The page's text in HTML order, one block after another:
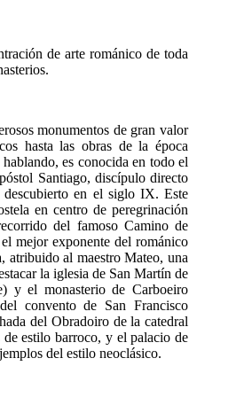
de arte románico de toda
monumentos de gran valor
hasta las obras de la época
es conocida en todo el
Santiago, discípulo directo
descubierto en el siglo IX. Este
en centro de peregrinación
del famoso Camino de
mejor exponente del románico
atribuido al maestro Mateo, una
la iglesia de San Martín de
y el monasterio de Carboeiro
convento de San Francisco
del Obradoiro de la catedral
estilo barroco, y el palacio de
del estilo neoclásico.